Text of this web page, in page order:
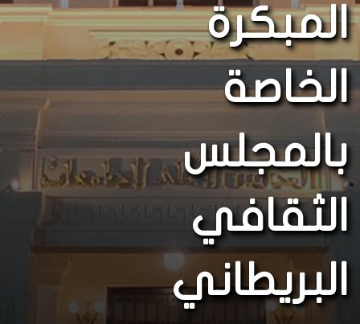
المبكرة
الخاصة
بالمجلس
الثقافي
البريطاني